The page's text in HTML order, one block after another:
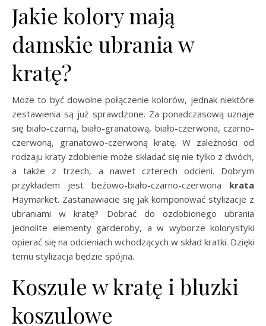
Jakie kolory mają
damskie ubrania w
kratę?
Może to być dowolne połączenie kolorów, jednak niektóre
zestawienia są już sprawdzone. Za ponadczasową uznaje
się biało-czarną, biało-granatową, biało-czerwona, czarno-
czerwoną, granatowo-czerwoną kratę. W zależności od
rodzaju kraty zdobienie może składać się nie tylko z dwóch,
a także z trzech, a nawet czterech odcieni. Dobrym
przykładem jest beżowo-biało-czarno-czerwona krata
Haymarket. Zastanawiacie się jak komponować stylizacje z
ubraniami w kratę? Dobrać do ozdobionego ubrania
jednolite elementy garderoby, a w wyborze kolorystyki
opierać się na odcieniach wchodzących w skład kratki. Dzięki
temu stylizacja będzie spójna.
Koszule w kratę i bluzki
koszulowe